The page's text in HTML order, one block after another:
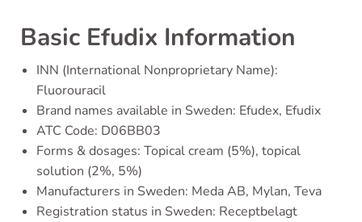
Basic Efudix Information
INN (International Nonproprietary Name):
Fluorouracil
Brand names available in Sweden: Efudex, Efudix
ATC Code: D06BB03
Forms & dosages: Topical cream (5%), topical
solution (2%, 5%)
Manufacturers in Sweden: Meda AB, Mylan, Teva
Registration status in Sweden: Receptbelagt